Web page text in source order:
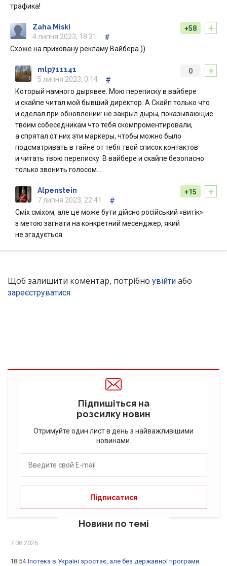
трафика!
+
+58
Zaha Miski
4 липня 2023, 18:31
#
Схоже на приховану рекламу Вайбера.))
+
0
mlp711141
5 липня 2023, 0:14
#
Который намного дырявее. Мою переписку в вайбере
и скайпе читал мой бывший директор. А Скайп только что
и сделал при обновлении: не закрыл дыры, показывающие
твоим собеседникам что тебя скомпроментировали,
а спрятал от них эти маркеры, чтобы можно было
подсматривать в тайне от тебя твой список контактов
и читать твою переписку. В вайбере и скайпе безопасно
только звонить голосом…
+
+15
Alpenstein
7 липня 2023, 22:41
#
Сміх сміхом, але це може бути дійсно російський «витік»
з метою загнати на конкретний месенджер, який
не згадується.
Щоб залишити коментар, потрібно увійти або
зареєструватися
Підпишіться на
розсилку новин
Отримуйте один лист в день з найважливішими
новинами.
Новини по темі
7.08.2026
18:54 Іпотека в Україні зростає, але без державної програми